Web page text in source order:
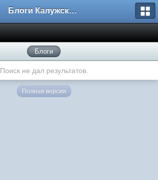
Блоги Калужского перекрестка
Блоги
Поиск не дал результатов.
Полная версия